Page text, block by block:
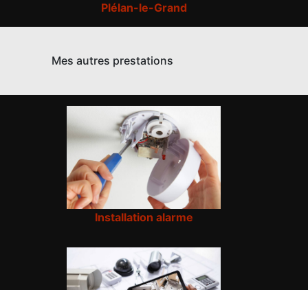
Plélan-le-Grand
Mes autres prestations
Installation alarme